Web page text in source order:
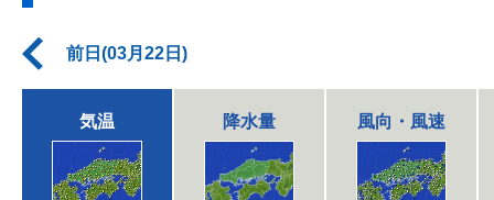
前日(03月22日)
気温 降水量 風向・風速